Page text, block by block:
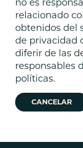
no es
relacionado
obtenidos del
de privacidad
diferir de las
responsables
políticas.
CANCELAR